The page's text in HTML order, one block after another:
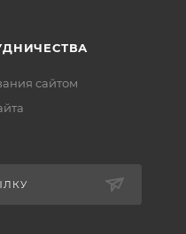
сайтом